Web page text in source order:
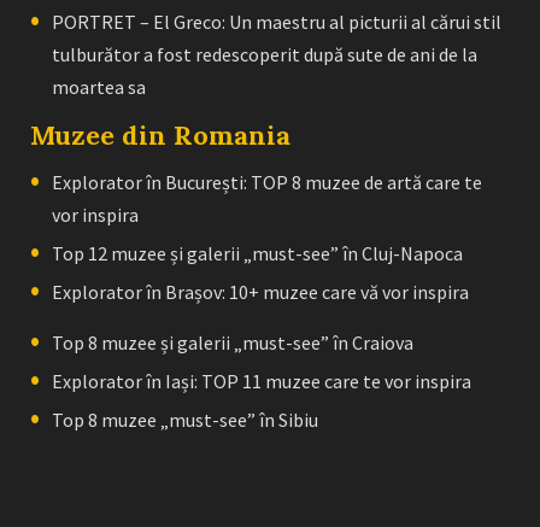
PORTRET – El Greco: Un maestru al picturii al cărui stil
tulburător a fost redescoperit după sute de ani de la
moartea sa
Muzee din Romania
Explorator în București: TOP 8 muzee de artă care te
vor inspira
Top 12 muzee și galerii „must-see” în Cluj-Napoca
Explorator în Brașov: 10+ muzee care vă vor inspira
Top 8 muzee și galerii „must-see” în Craiova
Explorator în Iași: TOP 11 muzee care te vor inspira
Top 8 muzee „must-see” în Sibiu